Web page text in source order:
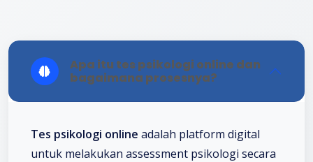
Apa itu tes psikologi online dan
bagaimana prosesnya?
Tes psikologi online adalah platform digital
untuk melakukan assessment psikologi secara